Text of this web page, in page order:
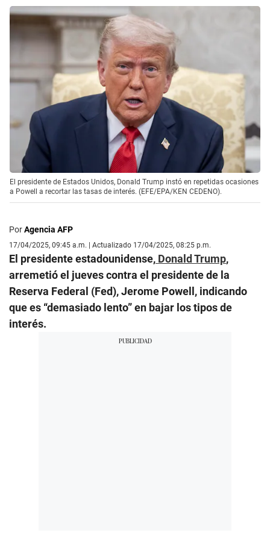
El presidente de Estados Unidos, Donald Trump instó en repetidas ocasiones
a Powell a recortar las tasas de interés. (EFE/EPA/KEN CEDENO).
PorAgencia AFP
17/04/2025, 09:45 a.m. | Actualizado 17/04/2025, 08:25 p.m.
El presidente estadounidense, Donald Trump,
arremetió el jueves contra el presidente de la
Reserva Federal (Fed), Jerome Powell, indicando
que es “demasiado lento” en bajar los tipos de
interés.